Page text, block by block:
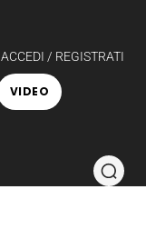
ACCEDI / REGISTRATI
VIDEO